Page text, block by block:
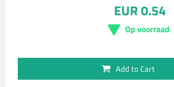
EUR 0.54
Op voorraad
Add to Cart